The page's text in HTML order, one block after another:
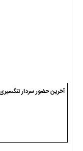
آخرین حضور سردار